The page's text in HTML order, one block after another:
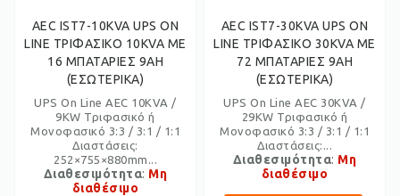
AEC IST7-10KVA UPS ON
LINE ΤΡΙΦΑΣΙΚΟ 10KVA ΜΕ
16 ΜΠΑΤΑΡΙΕΣ 9AH
(ΕΣΩΤΕΡΙΚΑ)
UPS On Line AEC 10KVA /
9KW Τριφασικό ή
Μονοφασικό 3:3 / 3:1 / 1:1
Διαστάσεις:
252×755×880mm...
Διαθεσιμότητα: Μη
διαθέσιμο
AEC IST7-30KVA UPS ON
LINE ΤΡΙΦΑΣΙΚΟ 30KVA ΜΕ
72 ΜΠΑΤΑΡΙΕΣ 9AH
(ΕΣΩΤΕΡΙΚΑ)
UPS On Line AEC 30KVA /
29KW Τριφασικό ή
Μονοφασικό 3:3 / 3:1 / 1:1
Διαστάσεις:...
Διαθεσιμότητα: Μη
διαθέσιμο